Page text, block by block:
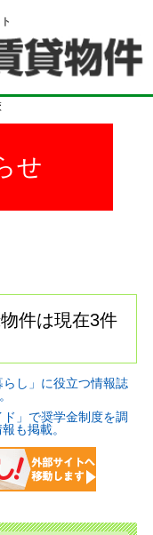
せ
件は現在3件
し」に役立つ情報誌
」で奨学金制度を調
も掲載。